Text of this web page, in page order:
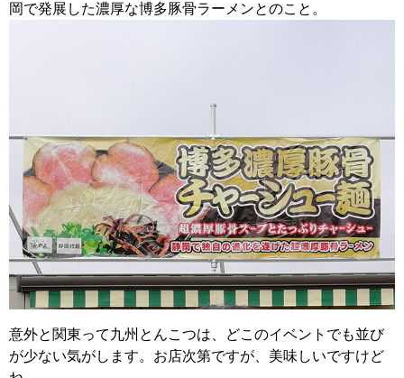
岡で発展した濃厚な博多豚骨ラーメンとのこと。
意外と関東って九州とんこつは、どこのイベントでも並び
が少ない気がします。お店次第ですが、美味しいですけど